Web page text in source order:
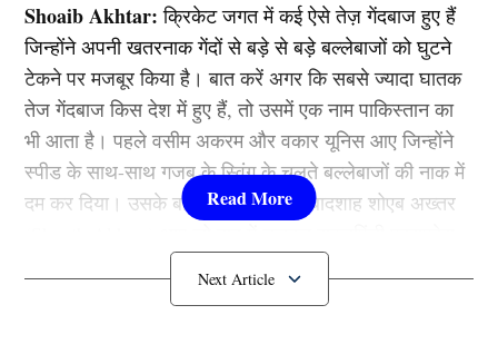
Shoaib Akhtar: क्रिकेट जगत में कई ऐसे तेज़ गेंदबाज हुए हैं
जिन्होंने अपनी खतरनाक गेंदों से बड़े से बड़े बल्लेबाजों को घुटने
टेकने पर मजबूर किया है। बात करें अगर कि सबसे ज्यादा घातक
तेज गेंदबाज किस देश में हुए हैं, तो उसमें एक नाम पाकिस्तान का
भी आता है। पहले वसीम अकरम और वकार यूनिस आए जिन्होंने
स्पीड के साथ-साथ गजब के स्विंग के चलते बल्लेबाजों की नाक में
दम कर दिया। उसके बाद स्पीड के बेताज बादशाह शोएब अख्तर
के नाम से जाने गए। उन्हीं जैसे हूबहू एक गेंदबाज ने क्रिकेट जगत
में दस्तक दे दी है जो न सिर्फ उनकी तरह दिखता है, बल्कि उसी